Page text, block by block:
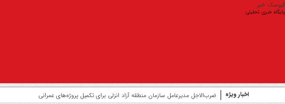
کیوسک خبر
پایگاه خبری تحلیلی
اخبار ویژه پرداخت بدون کارت با «پی‌پاد»؛ تجر